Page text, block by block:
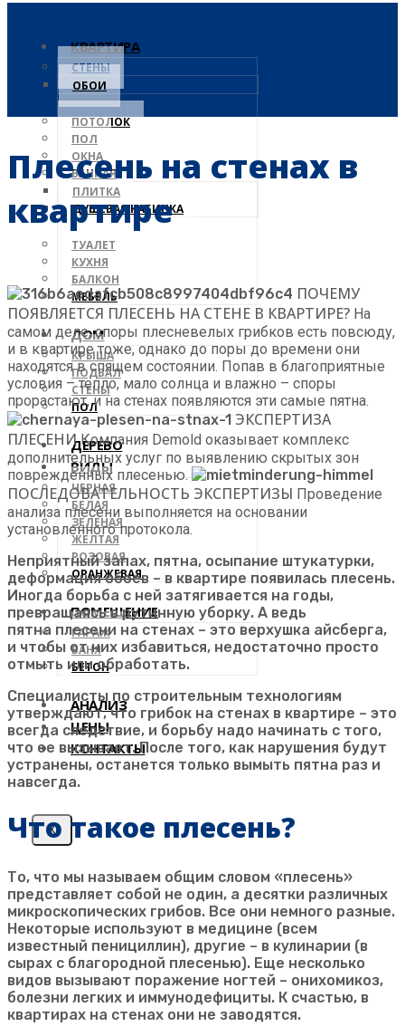
КВАРТИРА
СТЕНЫ
ОБОИ
ПОТОЛОК
ПОЛ
ОКНА
ВАННАЯ
ПЛИТКА
ДУШЕВАЯ КАБИНКА
ТУАЛЕТ
КУХНЯ
БАЛКОН
МЕБЕЛЬ
ДОМ
КРЫША
ПОДВАЛ
СТЕНЫ
ПОЛ
ДЕРЕВО
ВИДЫ
ЧЕРНАЯ
БЕЛАЯ
ЗЕЛЕНАЯ
ЖЕЛТАЯ
РОЗОВАЯ
ОРАНЖЕВАЯ
ПОМЕЩЕНИЕ
ГАРАЖ
БАНЯ
БЕТОН
АНАЛИЗ
ЦЕНЫ
КОНТАКТЫ
X
Плесень на стенах в
квартире
ПОЧЕМУ
ПОЯВЛЯЕТСЯ ПЛЕСЕНЬ НА СТЕНЕ В КВАРТИРЕ? На
самом деле, споры плесневелых грибков есть повсюду,
и в квартире тоже, однако до поры до времени они
находятся в спящем состоянии. Попав в благоприятные
условия – тепло, мало солнца и влажно – споры
прорастают, и на стенах появляются эти самые пятна.
ЭКСПЕРТИЗА
ПЛЕСЕНИКомпания Demold оказывает комплекс
дополнительных услуг по выявлению скрытых зон
поврежденных плесенью.
ПОСЛЕДОВАТЕЛЬНОСТЬ ЭКСПЕРТИЗЫ Проведение
анализа плесени выполняется на основании
установленного протокола.
Неприятный запах, пятна, осыпание штукатурки,
деформация обоев – в квартире появилась плесень.
Иногда борьба с ней затягивается на годы,
превращаясь в рутинную уборку. А ведь
пятна плесени на стенах – это верхушка айсберга,
и чтобы от них избавиться, недостаточно просто
отмыть или обработать.
Специалисты по строительным технологиям
утверждают, что грибок на стенах в квартире – это
всегда следствие, и борьбу надо начинать с того,
что ее вызывает. После того, как нарушения будут
устранены, останется только вымыть пятна раз и
навсегда.
Что такое плесень?
То, что мы называем общим словом «плесень»
представляет собой не один, а десятки различных
микроскопических грибов. Все они немного разные.
Некоторые используют в медицине (всем
известный пенициллин), другие – в кулинарии (в
сырах с благородной плесенью). Еще несколько
видов вызывают поражение ногтей – онихомикоз,
болезни легких и иммунодефициты. К счастью, в
квартирах на стенах они не заводятся.